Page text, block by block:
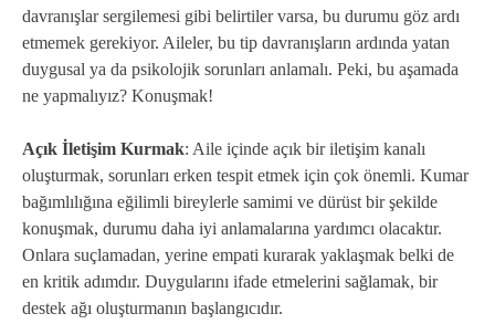
davranışlar sergilemesi gibi belirtiler varsa, bu durumu göz ardı
etmemek gerekiyor. Aileler, bu tip davranışların ardında yatan
duygusal ya da psikolojik sorunları anlamalı. Peki, bu aşamada
ne yapmalıyız? Konuşmak!
Açık İletişim Kurmak: Aile içinde açık bir iletişim kanalı
oluşturmak, sorunları erken tespit etmek için çok önemli. Kumar
bağımlılığına eğilimli bireylerle samimi ve dürüst bir şekilde
konuşmak, durumu daha iyi anlamalarına yardımcı olacaktır.
Onlara suçlamadan, yerine empati kurarak yaklaşmak belki de
en kritik adımdır. Duygularını ifade etmelerini sağlamak, bir
destek ağı oluşturmanın başlangıcıdır.